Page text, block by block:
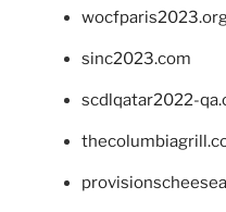
sinc2023.com
scdlqatar2022-